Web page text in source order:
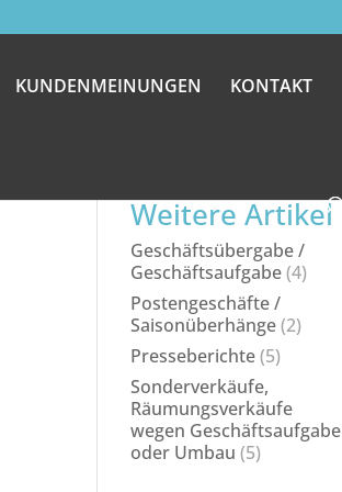
KUNDENMEINUNGEN KONTAKT
Weitere Artikel
Geschäftsübergabe /
Geschäftsaufgabe(4)
Postengeschäfte /
Saisonüberhänge(2)
Presseberichte(5)
Sonderverkäufe,
Räumungsverkäufe
wegen Geschäftsaufgabe
oder Umbau (5)